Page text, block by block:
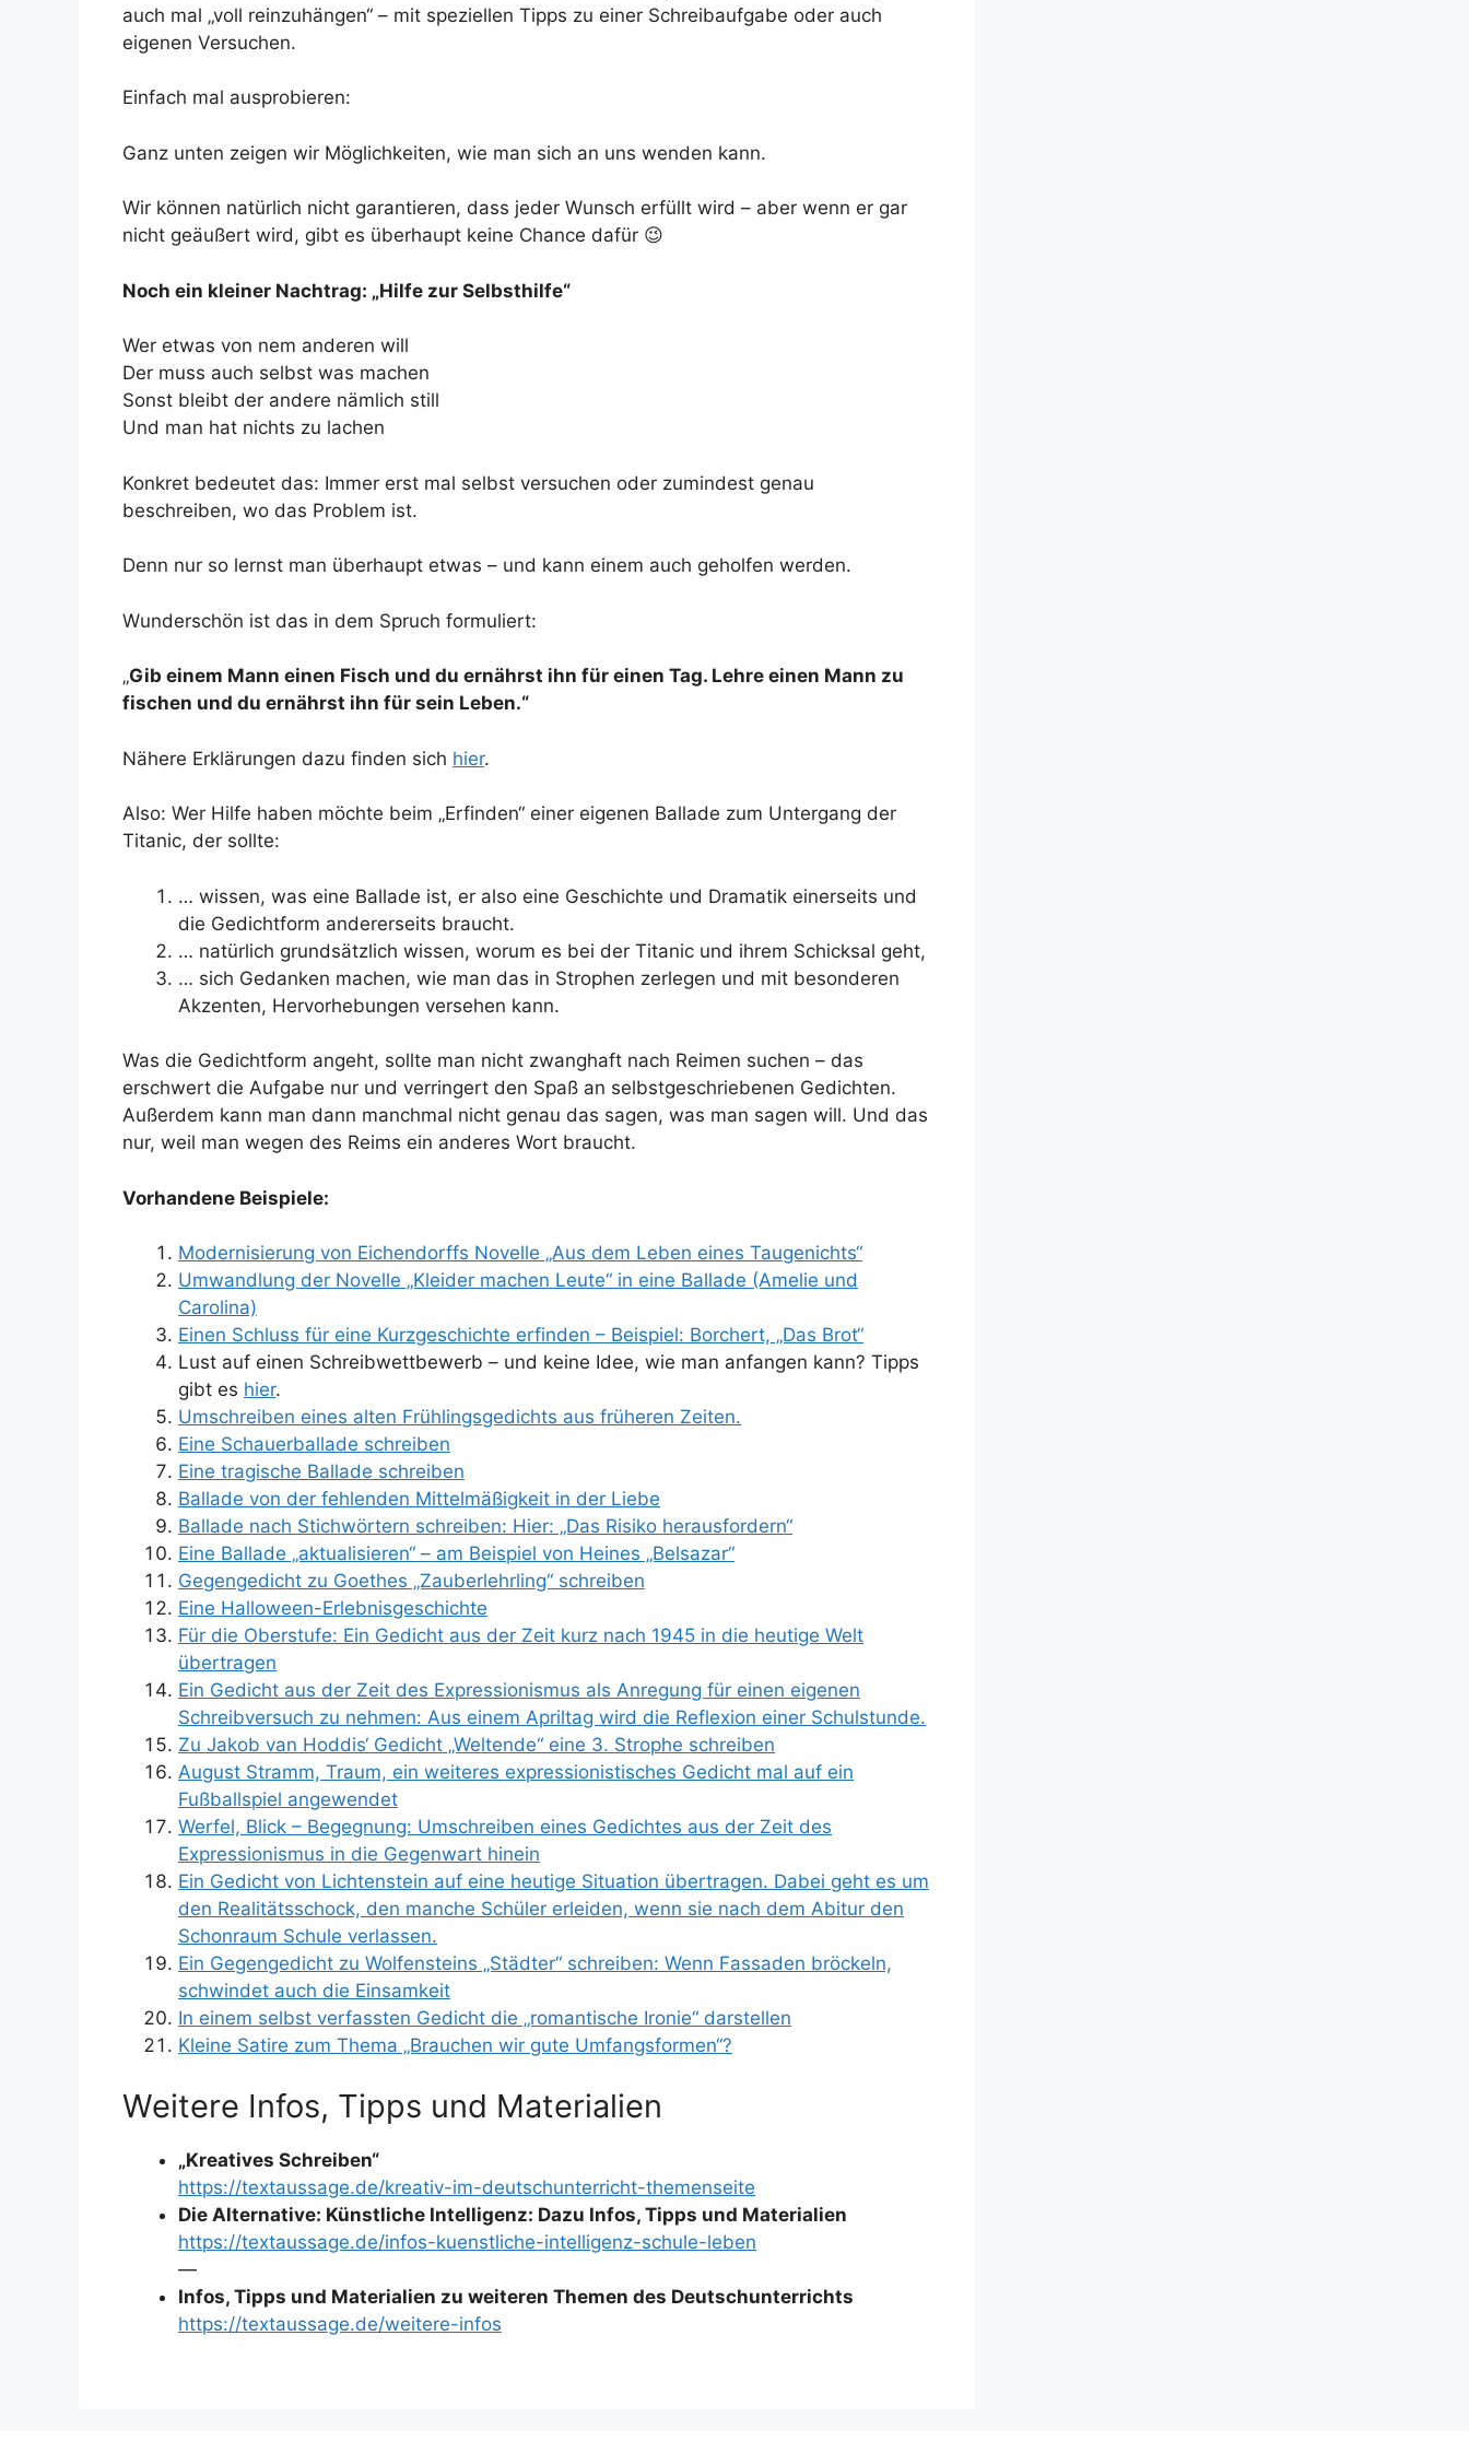
auch mal „voll reinzuhängen“ – mit speziellen Tipps zu einer Schreibaufgabe oder auch
eigenen Versuchen.
Einfach mal ausprobieren:
Ganz unten zeigen wir Möglichkeiten, wie man sich an uns wenden kann.
Wir können natürlich nicht garantieren, dass jeder Wunsch erfüllt wird – aber wenn er gar
nicht geäußert wird, gibt es überhaupt keine Chance dafür 😉
Noch ein kleiner Nachtrag: „Hilfe zur Selbsthilfe“
Wer etwas von nem anderen will
Der muss auch selbst was machen
Sonst bleibt der andere nämlich still
Und man hat nichts zu lachen
Konkret bedeutet das: Immer erst mal selbst versuchen oder zumindest genau
beschreiben, wo das Problem ist.
Denn nur so lernst man überhaupt etwas – und kann einem auch geholfen werden.
Wunderschön ist das in dem Spruch formuliert:
„Gib einem Mann einen Fisch und du ernährst ihn für einen Tag. Lehre einen Mann zu
fischen und du ernährst ihn für sein Leben.“
Nähere Erklärungen dazu finden sich hier.
Also: Wer Hilfe haben möchte beim „Erfinden“ einer eigenen Ballade zum Untergang der
Titanic, der sollte:
… wissen, was eine Ballade ist, er also eine Geschichte und Dramatik einerseits und
die Gedichtform andererseits braucht.
… natürlich grundsätzlich wissen, worum es bei der Titanic und ihrem Schicksal geht,
… sich Gedanken machen, wie man das in Strophen zerlegen und mit besonderen
Akzenten, Hervorhebungen versehen kann.
Was die Gedichtform angeht, sollte man nicht zwanghaft nach Reimen suchen – das
erschwert die Aufgabe nur und verringert den Spaß an selbstgeschriebenen Gedichten.
Außerdem kann man dann manchmal nicht genau das sagen, was man sagen will. Und das
nur, weil man wegen des Reims ein anderes Wort braucht.
Vorhandene Beispiele:
Modernisierung von Eichendorffs Novelle „Aus dem Leben eines Taugenichts“
Umwandlung der Novelle „Kleider machen Leute“ in eine Ballade (Amelie und
Carolina)
Einen Schluss für eine Kurzgeschichte erfinden – Beispiel: Borchert, „Das Brot“
Lust auf einen Schreibwettbewerb – und keine Idee, wie man anfangen kann? Tipps
gibt es hier.
Umschreiben eines alten Frühlingsgedichts aus früheren Zeiten.
Eine Schauerballade schreiben
Eine tragische Ballade schreiben
Ballade von der fehlenden Mittelmäßigkeit in der Liebe
Ballade nach Stichwörtern schreiben: Hier: „Das Risiko herausfordern“
Eine Ballade „aktualisieren“ – am Beispiel von Heines „Belsazar“
Gegengedicht zu Goethes „Zauberlehrling“ schreiben
Eine Halloween-Erlebnisgeschichte
Für die Oberstufe: Ein Gedicht aus der Zeit kurz nach 1945 in die heutige Welt
übertragen
Ein Gedicht aus der Zeit des Expressionismus als Anregung für einen eigenen
Schreibversuch zu nehmen: Aus einem Apriltag wird die Reflexion einer Schulstunde.
Zu Jakob van Hoddis‘ Gedicht „Weltende“ eine 3. Strophe schreiben
August Stramm, Traum, ein weiteres expressionistisches Gedicht mal auf ein
Fußballspiel angewendet
Werfel, Blick – Begegnung: Umschreiben eines Gedichtes aus der Zeit des
Expressionismus in die Gegenwart hinein
Ein Gedicht von Lichtenstein auf eine heutige Situation übertragen. Dabei geht es um
den Realitätsschock, den manche Schüler erleiden, wenn sie nach dem Abitur den
Schonraum Schule verlassen.
Ein Gegengedicht zu Wolfensteins „Städter“ schreiben: Wenn Fassaden bröckeln,
schwindet auch die Einsamkeit
In einem selbst verfassten Gedicht die „romantische Ironie“ darstellen
Kleine Satire zum Thema „Brauchen wir gute Umfangsformen“?
Weitere Infos, Tipps und Materialien
„Kreatives Schreiben“
https://textaussage.de/kreativ-im-deutschunterricht-themenseite
Die Alternative: Künstliche Intelligenz: Dazu Infos, Tipps und Materialien
https://textaussage.de/infos-kuenstliche-intelligenz-schule-leben
—
Infos, Tipps und Materialien zu weiteren Themen des Deutschunterrichts
https://textaussage.de/weitere-infos